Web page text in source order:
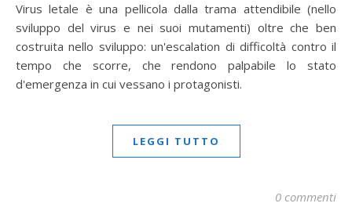
Virus letale è una pellicola dalla trama attendibile (nello
sviluppo del virus e nei suoi mutamenti) oltre che ben
costruita nello sviluppo: un'escalation di difficoltà contro il
tempo che scorre, che rendono palpabile lo stato
d'emergenza in cui vessano i protagonisti.
LEGGI TUTTO
0 commenti